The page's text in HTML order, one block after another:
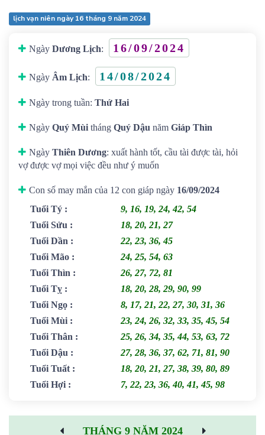
lịch vạn niên ngày 16 tháng 9 năm 2024
Ngày Dương Lịch: 16/09/2024
Ngày Âm Lịch: 14/08/2024
Ngày trong tuần: Thứ Hai
Ngày Quý Mùi tháng Quý Dậu năm Giáp Thìn
Ngày Thiên Dương: xuất hành tốt, cầu tài được tài, hỏi
vợ được vợ mọi việc đều như ý muốn
Con số may mắn của 12 con giáp ngày 16/09/2024
Tuổi Tý :
9, 16, 19, 24, 42, 54
Tuổi Sửu :
18, 20, 21, 27
Tuổi Dần :
22, 23, 36, 45
Tuổi Mão :
24, 25, 54, 63
Tuổi Thìn :
26, 27, 72, 81
Tuổi Tỵ :
18, 20, 28, 29, 90, 99
Tuổi Ngọ :
8, 17, 21, 22, 27, 30, 31, 36
Tuổi Mùi :
23, 24, 26, 32, 33, 35, 45, 54
Tuổi Thân :
25, 26, 34, 35, 44, 53, 63, 72
Tuổi Dậu :
27, 28, 36, 37, 62, 71, 81, 90
Tuổi Tuất :
18, 20, 21, 27, 38, 39, 80, 89
Tuổi Hợi : 7, 22, 23, 36, 40, 41, 45, 98
THÁNG 9 NĂM 2024